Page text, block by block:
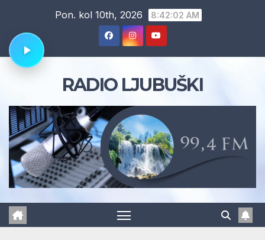
content
Pon. kol 10th, 2026 8:42:03 AM
RADIO LJUBUŠKI